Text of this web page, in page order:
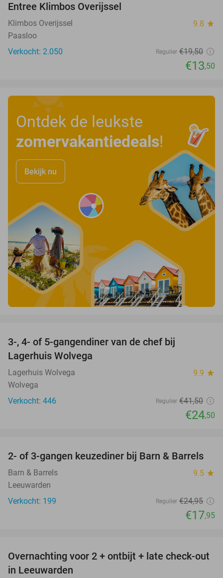
Entree Klimbos Overijssel
Klimbos Overijssel 9.8 star
Paasloo
Verkocht: 2.050
Regulier €19,50
€13,50
Ontdek de leukste
zomervakantiedeals!
Bekijk nu
3-, 4- of 5-gangendiner van de chef bij
Lagerhuis Wolvega
Lagerhuis Wolvega 9.9 star
Wolvega
Verkocht: 446
Regulier €41,50
€24,50
28%
2- of 3-gangen keuzediner bij Barn & Barrels
Barn & Barrels 9.5 star
Leeuwarden
Verkocht: 199
Regulier €24,95
€17,95
39%
Overnachting voor 2 + ontbijt + late check-out
in Leeuwarden